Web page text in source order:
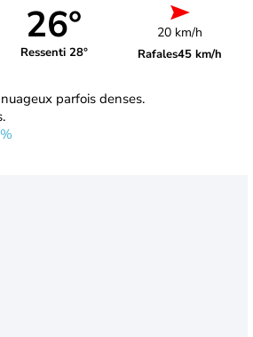
26°
Ressenti 28°
20 km/h
Rafales45 km/h
parfois denses.